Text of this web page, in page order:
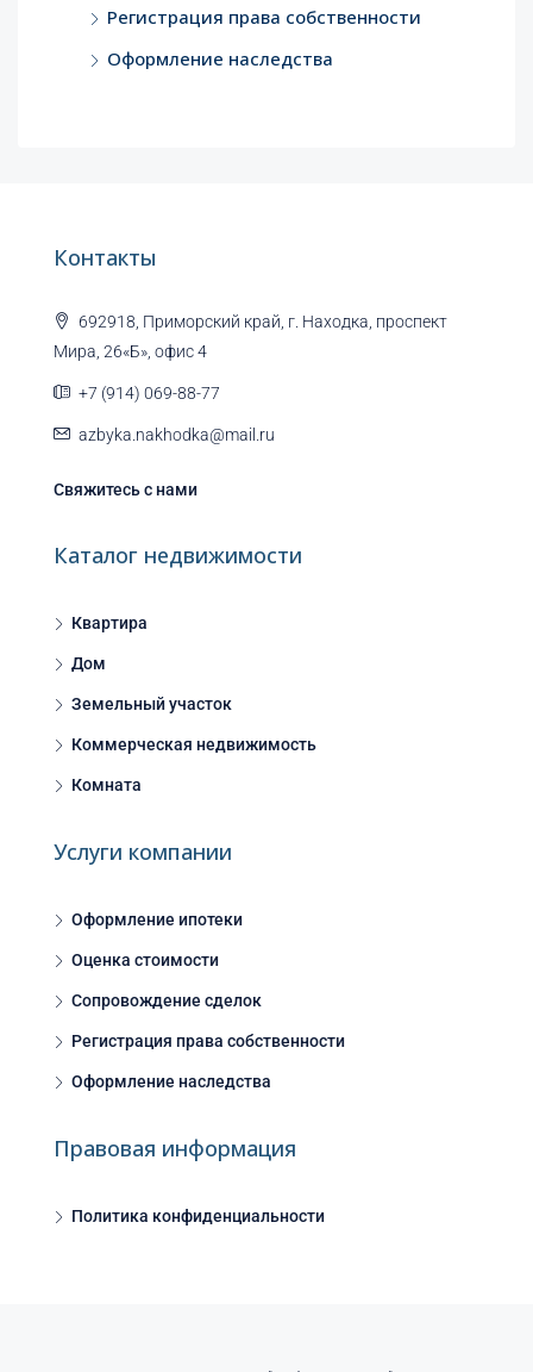
Регистрация права собственности
Оформление наследства
Контакты
692918, Приморский край, г. Находка, проспект
Мира, 26«Б», офис 4
+7 (914) 069-88-77
azbyka.nakhodka@mail.ru
Свяжитесь с нами
Каталог недвижимости
Квартира
Дом
Земельный участок
Коммерческая недвижимость
Комната
Услуги компании
Оформление ипотеки
Оценка стоимости
Сопровождение сделок
Регистрация права собственности
Оформление наследства
Правовая информация
Политика конфиденциальности